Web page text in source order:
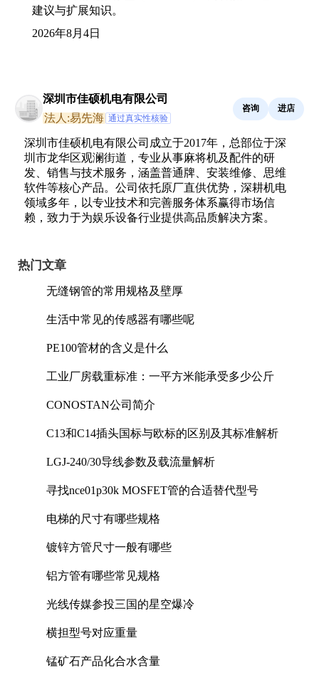
建议与扩展知识。
2026年8月4日
深圳市佳硕机电有限公司
法人:易先海 通过真实性核验
咨询 进店
深圳市佳硕机电有限公司成立于2017年，总部位于深
圳市龙华区观澜街道，专业从事麻将机及配件的研
发、销售与技术服务，涵盖普通牌、安装维修、思维
软件等核心产品。公司依托原厂直供优势，深耕机电
领域多年，以专业技术和完善服务体系赢得市场信
赖，致力于为娱乐设备行业提供高品质解决方案。
热门文章
无缝钢管的常用规格及壁厚
生活中常见的传感器有哪些呢
PE100管材的含义是什么
工业厂房载重标准：一平方米能承受多少公斤
CONOSTAN公司简介
C13和C14插头国标与欧标的区别及其标准解析
LGJ-240/30导线参数及载流量解析
寻找nce01p30k MOSFET管的合适替代型号
电梯的尺寸有哪些规格
镀锌方管尺寸一般有哪些
铝方管有哪些常见规格
光线传媒参投三国的星空爆冷
横担型号对应重量
锰矿石产品化合水含量